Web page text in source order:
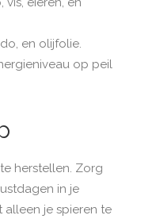
en olijfolie.
op peil
herstellen. Zorg
in je
alleen je spieren te